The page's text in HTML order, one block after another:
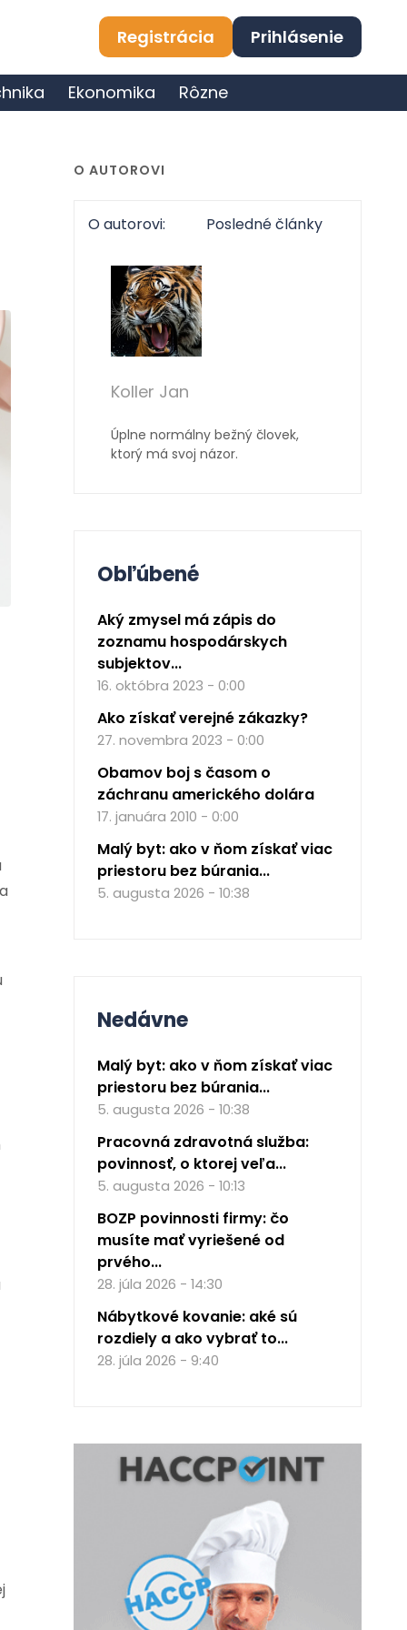
Registrácia Prihlásenie
Ekonomika Rôzne
O AUTOROVI
O autorovi: Posledné články
Koller Jan
Úplne normálny bežný človek,
ktorý má svoj názor.
Obľúbené
Aký zmysel má zápis do
zoznamu hospodárskych
subjektov...
16. októbra 2023 - 0:00
Ako získať verejné zákazky?
27. novembra 2023 - 0:00
Obamov boj s časom o
záchranu amerického dolára
17. januára 2010 - 0:00
Malý byt: ako v ňom získať viac
priestoru bez búrania...
5. augusta 2026 - 10:38
Nedávne
Malý byt: ako v ňom získať viac
priestoru bez búrania...
5. augusta 2026 - 10:38
Pracovná zdravotná služba:
povinnosť, o ktorej veľa...
5. augusta 2026 - 10:13
BOZP povinnosti firmy: čo
musíte mať vyriešené od
prvého...
28. júla 2026 - 14:30
Nábytkové kovanie: aké sú
rozdiely a ako vybrať to...
28. júla 2026 - 9:40